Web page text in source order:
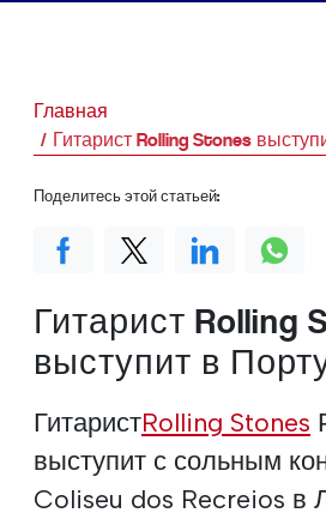
Главная
Гитарист Rolling Stones
Гитарист Rolling
выступит в
ГитаристRolling Stones
выступит с сольным
Coliseu dos Recreios в
Поделитесь этой статьей: